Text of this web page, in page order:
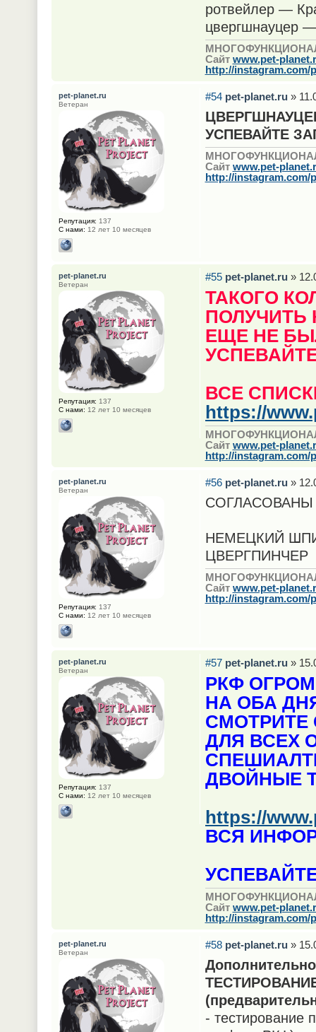
ротвейлер —
цвергшнауцер
Сайт www.pet-
http://instagram.com/
#54 pet-planet.ru »
УСПЕВАЙТЕ
Сайт www.pet-
http://instagram.com/
pet-planet.ru
Ветеран
Репутация: 137
С нами: 12 лет 10 месяцев
#55 pet-planet.ru »
ТАКОГО
ПОЛУЧИТЬ
ЕЩЕ НЕ
ВСЕ
https://
Сайт www.pet-
http://instagram.com/
pet-planet.ru
Ветеран
Репутация: 137
С нами: 12 лет 10 месяцев
#56 pet-planet.ru »
НЕМЕЦКИЙ
ЦВЕРГПИНЧЕР
Сайт www.pet-
http://instagram.com/
pet-planet.ru
Ветеран
Репутация: 137
С нами: 12 лет 10 месяцев
#57 pet-planet.ru »
РКФ
НА ОБА
СМОТРИТЕ
ДЛЯ ВСЕХ
ДВОЙНЫЕ
https://
ВСЯ
Сайт www.pet-
http://instagram.com/
pet-planet.ru
Ветеран
Репутация: 137
С нами: 12 лет 10 месяцев
#58 pet-planet.ru »
- тестирование
pet-planet.ru
Ветеран